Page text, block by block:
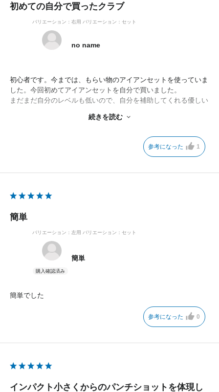
初めての自分で買ったクラブ
バリエーション：右用 バリエーション：セット
no name
初心者です。今までは、もらい物のアイアンセットを使っていま
した。今回初めてアイアンセットを自分で買いました。
まだまだ自分のレベルも低いので、自分を補助してくれる優しい
まずは練習に一回。打った感想は毎回同じ距離が打てる！です。
続きを読む
参考になった 1
簡単
バリエーション：左用 バリエーション：セット
簡単
簡単でした
参考になった 0
インパクト小さくからのパンチショットを体現し